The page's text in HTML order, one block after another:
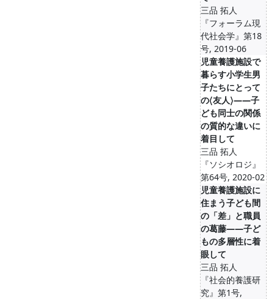
三品 拓人
『フォーラム現
代社会学』第18
号, 2019-06
児童養護施設で
暮らす小学生男
子たちにとって
の〈友人〉――子
ども同士の関係
の質的な違いに
着目して
三品 拓人
『ソシオロジ』
第64号, 2020-02
児童養護施設に
住まう子ども間
の「差」と職員
の葛藤――子ど
もの多層性に着
眼して
三品 拓人
『社会的養護研
究』第1号,